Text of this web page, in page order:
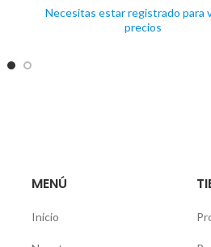
Necesitas estar registrado para
precios
MENÚ
Inicio